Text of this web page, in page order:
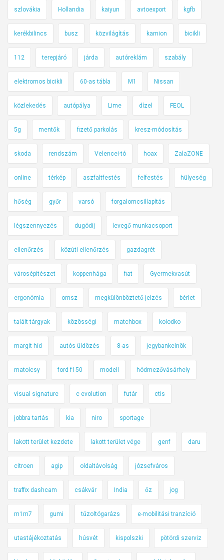
szlovákia Hollandia kaiyun avtoexport kgfb
kerékbilincs busz közvilágítás kamion bicikli
112 terepjáró járda autóreklám szabály
elektromos bicikli 60-as tábla M1 Nissan
közlekedés autópálya Lime dízel FEOL
5g mentők fizető parkolás kresz-módosítás
skoda rendszám Velencei-tó hoax ZalaZONE
online térkép aszfaltfestés felfestés hülyeség
hőség győr varsó forgalomcsillapítás
légszennyezés dugódíj levegő munkacsoport
ellenőrzés közúti ellenőrzés gazdagrét
városépítészet koppenhága fiat Gyermekvasút
ergonómia omsz megkülönböztető jelzés bérlet
talált tárgyak közösségi matchbox kolodko
margit híd autós üldözés 8-as jegybankelnök
matolcsy ford f150 modell hódmezővásárhely
visual signature c evolution futár ctis
jobbra tartás kia niro sportage
lakott terület kezdete lakott terület vége genf daru
citroen agip oldaltávolság józsefváros
traffix dashcam csákvár India őz jog
m1m7 gumi tűzoltógarázs e-mobilitási tranzíció
utastájékoztatás húsvét kispolszki pötördi szerviz